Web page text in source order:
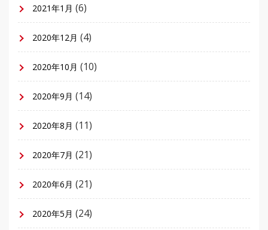
2021年1月 (6)
2020年12月 (4)
2020年10月 (10)
2020年9月 (14)
2020年8月 (11)
2020年7月 (21)
2020年6月 (21)
2020年5月 (24)